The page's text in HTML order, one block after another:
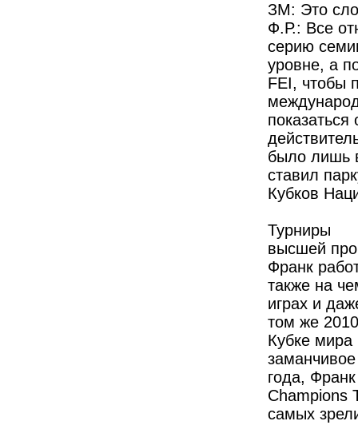
ЗМ: Это
Ф.Р.: Все
серию
уровне, а
FEI, чтобы
было лишь
ставил
Кубков
Турниры
высшей
Франк
также на
играх и
том же
Кубке
года,
Champions
самых